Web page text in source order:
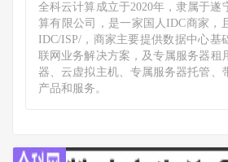
全科云计算成立于2020年，隶属于遂
算有限公司，是一家国人IDC商家，
IDC/ISP/，商家主要提供数据中心基
联网业务解决方案，及专属服务器租
器、云虚拟主机、专属服务器托管、
产品和服务。